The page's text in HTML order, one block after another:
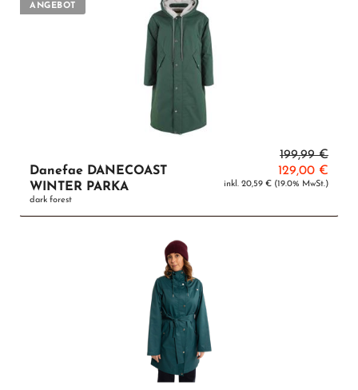
ANGEBOT
199,99 €
Danefae DANECOAST
WINTER PARKA
dark forest
129,00 €
inkl. 20,59 € (19.0% MwSt.)